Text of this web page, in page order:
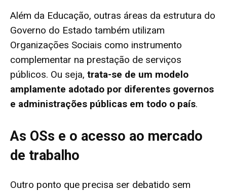
Além da Educação, outras áreas da estrutura do
Governo do Estado também utilizam
Organizações Sociais como instrumento
complementar na prestação de serviços
públicos. Ou seja, trata-se de um modelo
amplamente adotado por diferentes governos
e administrações públicas em todo o país.
As OSs e o acesso ao mercado
de trabalho
Outro ponto que precisa ser debatido sem